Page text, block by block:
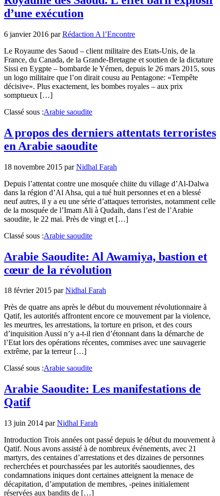
d’une exécution
6 janvier 2016 parRédaction A l’Encontre
Le Royaume des Saoud – client militaire des Etats-Unis, de la
France, du Canada, de la Grande-Bretagne et soutien de la dictature
Sissi en Eygpte – bombarde le Yémen, depuis le 26 mars 2015, sous
un logo militaire que l’on dirait cousu au Pentagone: «Tempête
décisive». Plus exactement, les bombes royales – aux prix
somptueux […]
Classé sous :Arabie saoudite
A propos des derniers attentats terroristes
en Arabie saoudite
18 novembre 2015 parNidhal Farah
Depuis l’attentat contre une mosquée chiite du village d’Al-Dalwa
dans la région d’Al Ahsa, qui a tué huit personnes et en a blessé
neuf autres, il y a eu une série d’attaques terroristes, notamment celle
de la mosquée de l’Imam Ali à Qudaih, dans l’est de l’Arabie
saoudite, le 22 mai. Près de vingt et […]
Classé sous :Arabie saoudite
Arabie Saoudite: Al Awamiya, bastion et
cœur de la révolution
18 février 2015 parNidhal Farah
Près de quatre ans après le début du mouvement révolutionnaire à
Qatif, les autorités affrontent encore ce mouvement par la violence,
les meurtres, les arrestations, la torture en prison, et des cours
d’inquisition Aussi n’y a-t-il rien d’étonnant dans la démarche de
l’Etat lors des opérations récentes, commises avec une sauvagerie
extrême, par la terreur […]
Classé sous :Arabie saoudite
Arabie Saoudite: Les manifestations de
Qatif
13 juin 2014 parNidhal Farah
Introduction Trois années ont passé depuis le début du mouvement à
Qatif. Nous avons assisté à de nombreux événements, avec 21
martyrs, des centaines d’arrestations et des dizaines de personnes
recherchées et pourchassées par les autorités saoudiennes, des
condamnations iniques dont certaines atteignent la menace de
décapitation, d’amputation de membres, -peines initialement
réservées aux bandits de […]